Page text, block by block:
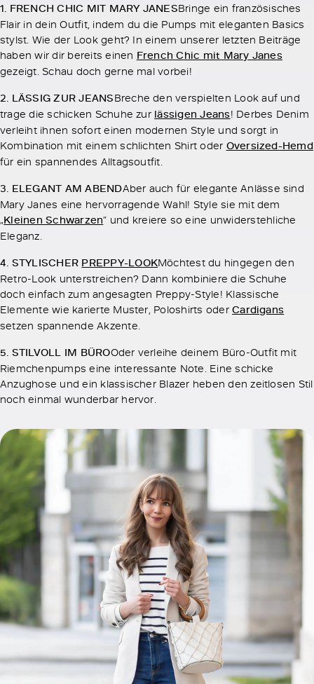
1. FRENCH CHIC MIT MARY JANESBringe ein französisches
Flair in dein Outfit, indem du die Pumps mit eleganten Basics
stylst. Wie der Look geht? In einem unserer letzten Beiträge
haben wir dir bereits einen French Chic mit Mary Janes
gezeigt. Schau doch gerne mal vorbei!
2. LÄSSIG ZUR JEANSBreche den verspielten Look auf und
trage die schicken Schuhe zur lässigen Jeans! Derbes Denim
verleiht ihnen sofort einen modernen Style und sorgt in
Kombination mit einem schlichten Shirt oder Oversized-Hemd
für ein spannendes Alltagsoutfit.
3. ELEGANT AM ABENDAber auch für elegante Anlässe sind
Mary Janes eine hervorragende Wahl! Style sie mit dem
„Kleinen Schwarzen” und kreiere so eine unwiderstehliche
Eleganz.
4. STYLISCHER PREPPY-LOOKMöchtest du hingegen den
Retro-Look unterstreichen? Dann kombiniere die Schuhe
doch einfach zum angesagten Preppy-Style! Klassische
Elemente wie karierte Muster, Poloshirts oderCardigans
setzen spannende Akzente.
5. STILVOLL IM BÜROOder verleihe deinem Büro-Outfit mit
Riemchenpumps eine interessante Note. Eine schicke
Anzughose und ein klassischer Blazer heben den zeitlosen Stil
noch einmal wunderbar hervor.